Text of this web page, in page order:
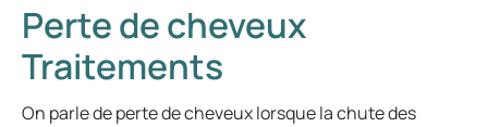
Perte de cheveux
Traitements
On parle de perte de cheveux lorsque la chute des